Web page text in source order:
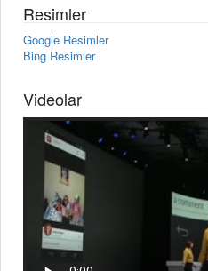
Resimler
Google Resimler
Bing Resimler
Videolar